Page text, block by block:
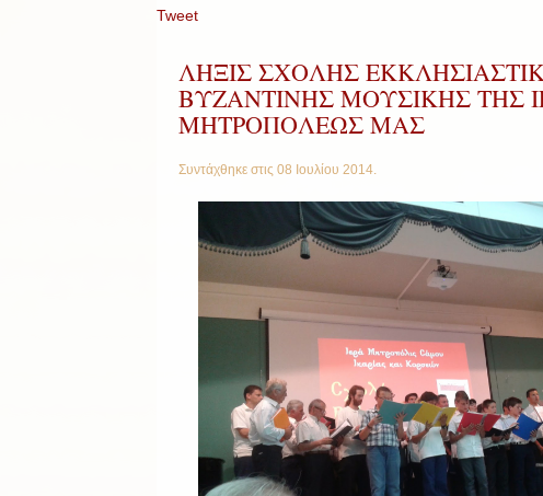
Tweet
ΛΗΞΙΣ ΣΧΟΛΗΣ
ΒΥΖΑΝΤΙΝΗΣ ΜΟΥΣΙΚΗΣ ΤΗΣ
ΜΗΤΡΟΠΟΛΕΩΣ ΜΑΣ
Συντάχθηκε στις 08 Ιουλίου 2014.